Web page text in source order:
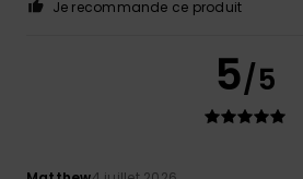
Je recommande ce produit
5/5